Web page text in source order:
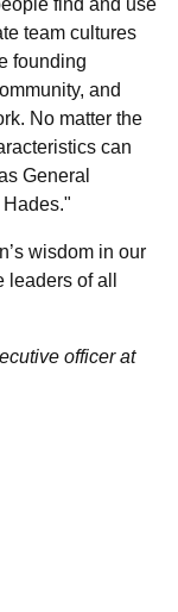
find and use
team cultures
founding
and
No matter the
can
General
wisdom in our
leaders of all
officer at